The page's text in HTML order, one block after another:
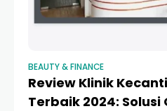
BEAUTY & FINANCE
Review Klinik
Terbaik 2024: